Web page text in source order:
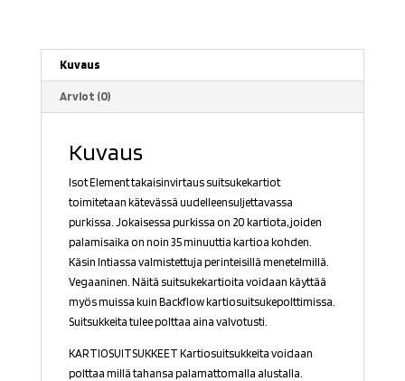
Kuvaus
Arviot (0)
Kuvaus
Isot Element takaisinvirtaus suitsukekartiot
toimitetaan kätevässä uudelleensuljettavassa
purkissa. Jokaisessa purkissa on 20 kartiota, joiden
palamisaika on noin 35 minuuttia kartioa kohden.
Käsin Intiassa valmistettuja perinteisillä menetelmillä.
Vegaaninen. Näitä suitsukekartioita voidaan käyttää
myös muissa kuin Backflow kartiosuitsukepolttimissa.
Suitsukkeita tulee polttaa aina valvotusti.
KARTIOSUITSUKKEET Kartiosuitsukkeita voidaan
polttaa millä tahansa palamattomalla alustalla.